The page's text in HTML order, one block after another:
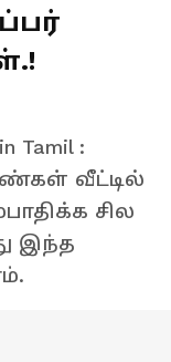
Tamil :
வீட்டில்
சில
இந்த